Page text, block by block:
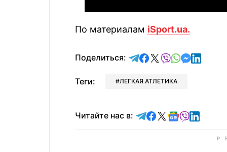
По материалам iSport.ua.
Поделиться: отправить в Telegram
поделиться в
поделиться в X
отправить в
отправить
Теги: ЛЕГКАЯ АТЛЕТИКА
Читайте нас в: Читайте в Telegram
Читайте в
Читайте в X
Читайте в
Читайте